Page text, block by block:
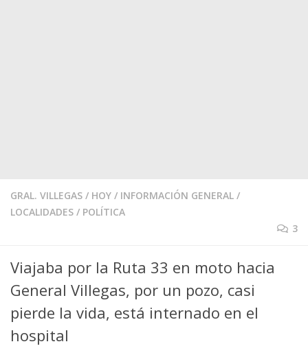
GRAL. VILLEGAS / HOY / INFORMACIÓN GENERAL /
LOCALIDADES / POLÍTICA
3
Viajaba por la Ruta 33 en moto hacia
General Villegas, por un pozo, casi
pierde la vida, está internado en el
hospital